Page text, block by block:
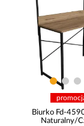
Biurko Fd-
Naturalny/